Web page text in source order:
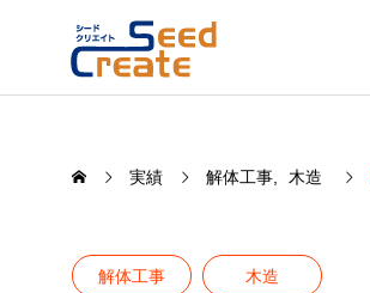
実績 解体工事 木造
解体工事 木造